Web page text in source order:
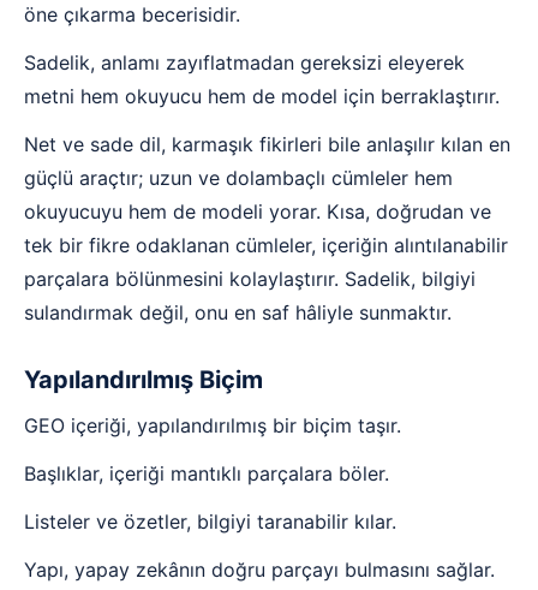
öne çıkarma becerisidir.
Sadelik, anlamı zayıflatmadan gereksizi eleyerek
metni hem okuyucu hem de model için berraklaştırır.
Net ve sade dil, karmaşık fikirleri bile anlaşılır kılan en
güçlü araçtır; uzun ve dolambaçlı cümleler hem
okuyucuyu hem de modeli yorar. Kısa, doğrudan ve
tek bir fikre odaklanan cümleler, içeriğin alıntılanabilir
parçalara bölünmesini kolaylaştırır. Sadelik, bilgiyi
sulandırmak değil, onu en saf hâliyle sunmaktır.
Yapılandırılmış Biçim
GEO içeriği, yapılandırılmış bir biçim taşır.
Başlıklar, içeriği mantıklı parçalara böler.
Listeler ve özetler, bilgiyi taranabilir kılar.
Yapı, yapay zekânın doğru parçayı bulmasını sağlar.